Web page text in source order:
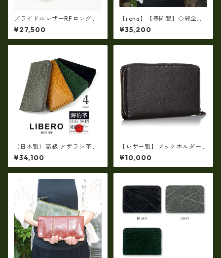
ブライドルレザーRFロングウ
ォレット イギリス産ブライ
ドルレザー 日本製 tc-003H
G
¥27,500
【rena】【豊岡製】◇純金箔
革製品・限定生産☆スペイン
牛革（仔牛革）手絞り＆オイ
ルレザー長財布 rj－0071【国
¥35,200
（日本製）高級 アザラシ革
（シールスキン）× 姫路レザー
ラウンドファスナー長財布 ロ
ングウォレット ir-1400
¥34,100
【レザー製】ブックホルダー
付マルチシステムウォレット
【ビジネス小物】ew-21545
¥10,000